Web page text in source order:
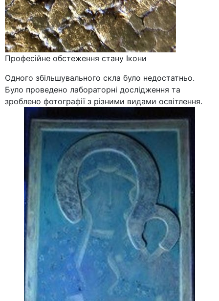
Професійне обстеження стану Ікони
Одного збільшувального скла було недостатньо.
Було проведено лабораторні дослідження та
зроблено фотографії з різними видами освітлення.